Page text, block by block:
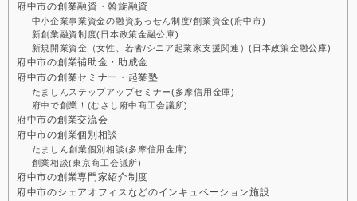
府中市の創業融資・斡旋融資
中小企業事業資金の融資あっせん制度/創業資金(府中市)
新創業融資制度(日本政策金融公庫)
新規開業資金（女性、若者/シニア起業家支援関連）(日本政策金融公庫)
府中市の創業補助金・助成金
府中市の創業セミナー・起業塾
たましんステップアップセミナー(多摩信用金庫)
府中で創業！(むさし府中商工会議所)
府中市の創業交流会
府中市の創業個別相談
たましん創業個別相談(多摩信用金庫)
創業相談(東京商工会議所)
府中市の創業専門家紹介制度
府中市のシェアオフィスなどのインキュベーション施設